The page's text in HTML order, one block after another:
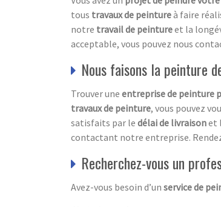
tous travaux de peintureà faire
notre travail de peintureet la
acceptable, vous pouvez nous
Nous faisons la peinture
Trouver une entreprise de peinture
travaux de peinture, vous pouvez
satisfaits par le délai de livraisonet
contactant notre entreprise.
Recherchez-vous un
Avez-vous besoin d’un service de